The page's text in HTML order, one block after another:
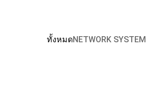
ทั้งหมดNETWORK SYSTEM